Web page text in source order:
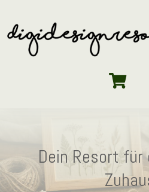
Dein Resort